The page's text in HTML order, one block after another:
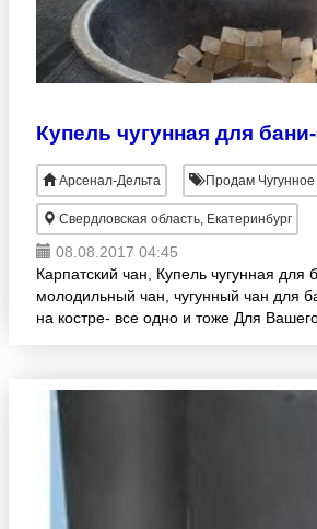
Арсенал-Дельта Продам Чугунное
Свердловская область, Екатеринбург
08.08.2017 04:45
Карпатский чан, Купель чугунная для
молодильный чан, чугунный чан для
на костре- все одно и тоже Для